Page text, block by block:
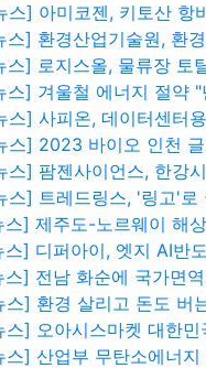
스] 아미코젠, 키토산 항
스] 환경산업기술원, 환
스] 로지스올, 물류장 토
스] 겨울철 에너지 절약
스] 사피온, 데이터센터
스] 2023 바이오 인천
스] 팜젠사이언스, 한강
스] 트레드링스, '링고'
스] 제주도-노르웨이 해
스] 디퍼아이, 엣지 AI반
스] 전남 화순에 국가면
스] 환경 살리고 돈도 버
스] 오아시스마켓 대한
스] 산업부 무탄소에너